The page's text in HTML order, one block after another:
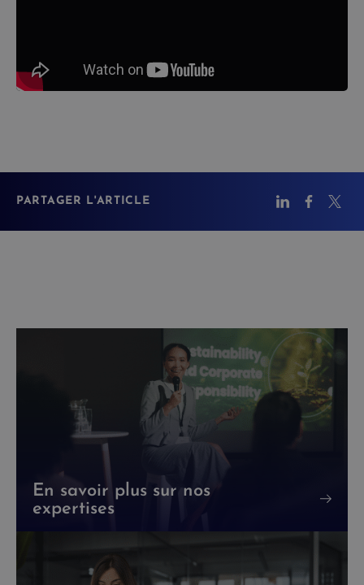
PARTAGER L'ARTICLE
En savoir plus sur nos
expertises